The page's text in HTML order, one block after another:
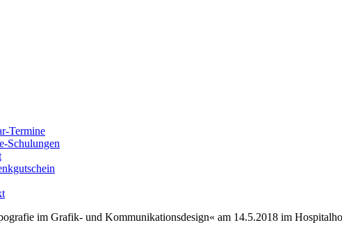
Termine
Schulungen
im Grafik- und Kommunikationsdesign« am 14.5.2018 im